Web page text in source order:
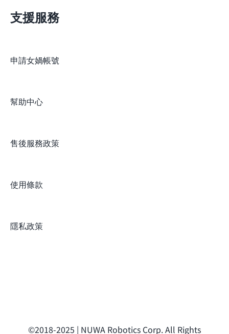
支援服務
申請女媧帳號
幫助中心
售後服務政策
使用條款
隱私政策
©2018-2025 | NUWA Robotics Corp. All Rights